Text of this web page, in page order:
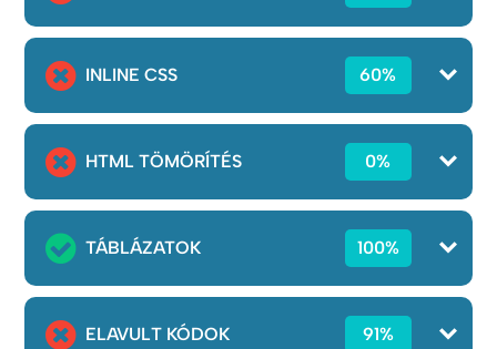
INLINE CSS 60%
HTML TÖMÖRÍTÉS 0%
TÁBLÁZATOK 100%
ELAVULT KÓDOK 91%